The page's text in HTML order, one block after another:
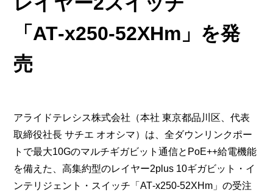
「AT‑x250‑52XHm」を発
売
アライドテレシス株式会社（本社 東京都品川区、代表
取締役社長 サチエ オオシマ）は、全ダウンリンクポー
トで最大10Gのマルチギガビット通信とPoE++給電機能
を備えた、高集約型のレイヤー2plus 10ギガビット・イ
ンテリジェント・スイッチ「AT‑x250‑52XHm」の受注